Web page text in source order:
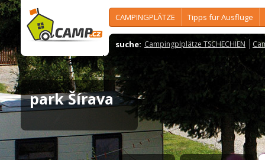
CAMPINGPLÄTZE Tipps für Ausflüge
suche: Campingplplätze TSCHECHIEN
park Šírava